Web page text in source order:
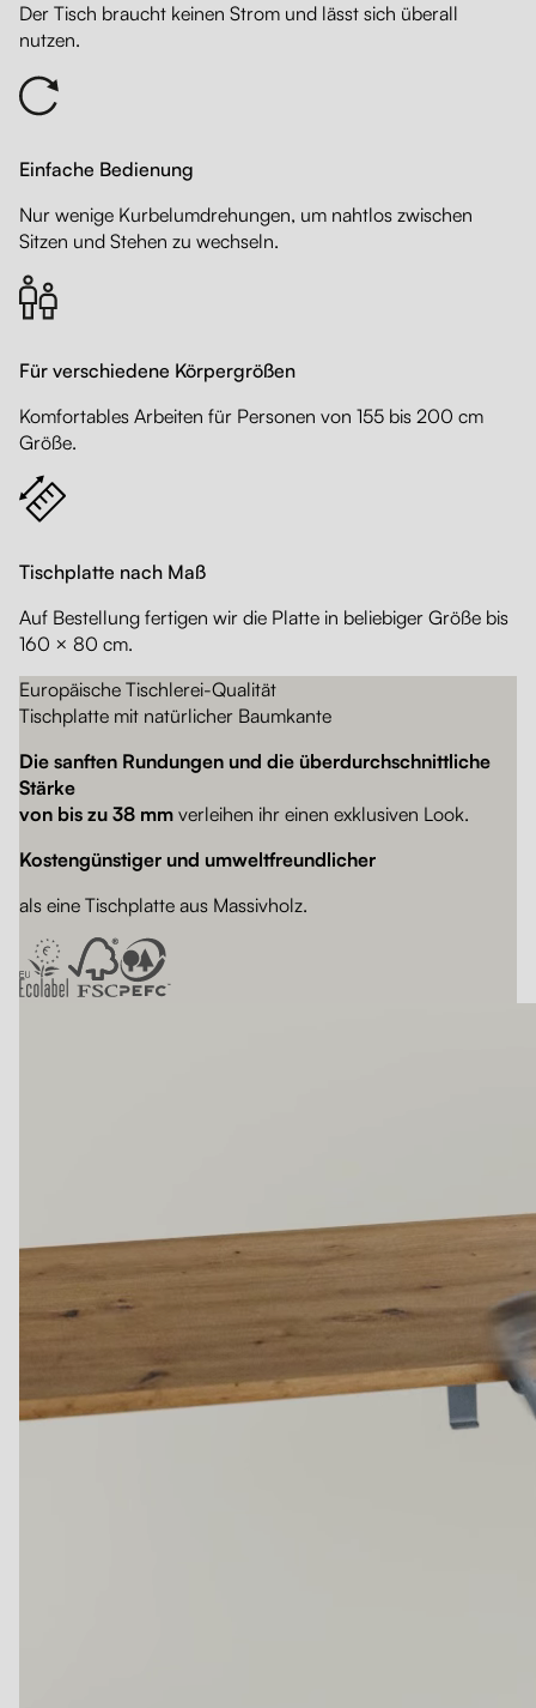
Der Tisch braucht keinen Strom und lässt sich überall
nutzen.
Einfache Bedienung
Nur wenige Kurbelumdrehungen, um nahtlos zwischen
Sitzen und Stehen zu wechseln.
Für verschiedene Körpergrößen
Komfortables Arbeiten für Personen von 155 bis 200 cm
Größe.
Tischplatte nach Maß
Auf Bestellung fertigen wir die Platte in beliebiger Größe bis
160 × 80 cm.
Europäische Tischlerei-Qualität
Tischplatte mit natürlicher Baumkante
Die sanften Rundungen und die überdurchschnittliche
Stärke
von bis zu 38 mm verleihen ihr einen exklusiven Look.
Kostengünstiger und umweltfreundlicher
als eine Tischplatte aus Massivholz.